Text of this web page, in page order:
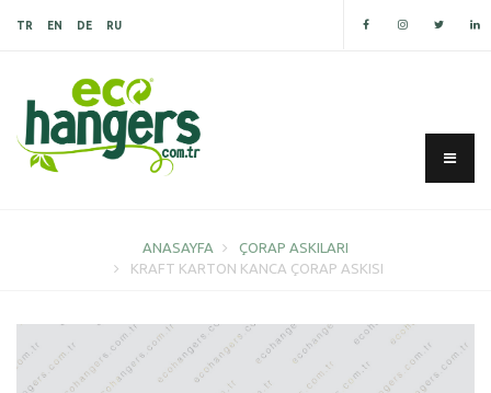
TR EN DE RU
ANASAYFA
ÇORAP ASKILARI
KRAFT KARTON KANCA ÇORAP ASKISI